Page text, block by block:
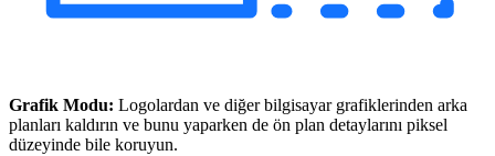
Grafik Modu: Logolardan ve diğer bilgisayar grafiklerinden arka
planları kaldırın ve bunu yaparken de ön plan detaylarını piksel
düzeyinde bile koruyun.